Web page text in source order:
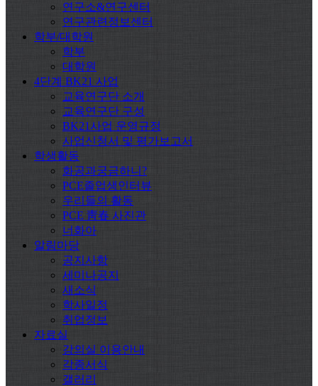
연구소&연구센터
연구관련정보센터
학부/대학원
학부
대학원
4단계 BK21 사업
교육연구단 소개
교육연구단 구성
BK21사업 운영규정
사업신청서 및 평가보고서
학생활동
화공과궁금하니?
PCE졸업생인터뷰
우리들의 활동
PCE 靑春 사진관
너화아
알림마당
공지사항
세미나공지
새소식
학사일정
취업정보
자료실
강의실 이용안내
각종서식
갤러리